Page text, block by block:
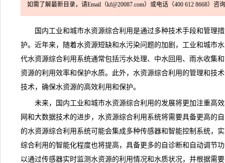
如需了解最新目录，请Email（kf@20087.com）或电话（400 612 8668）咨
国内工业和城市水资源综合利用是通过多种技术手段和管理
护。近年来，随着水资源短缺和水污染问题的加剧，工业和城市
代水资源综合利用系统通常包括污水处理、中水回用、雨水收集
资源的利用效率和保护水质。此外，水资源综合利用的管理和技
技术，确保水资源的高效利用和保护。
未来，国内工业和城市水资源综合利用的发展将更加注重高效
网和大数据技术的进步，水资源综合利用系统将需要具备更高的
的水资源综合利用系统可能会集成多种传感器和智能控制系统，
综合利用的智能化程度也将提高，具备更多的自诊断和自动调节
以通过传感器实时监测水资源的利用情况和水质状况，并根据需